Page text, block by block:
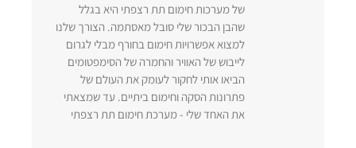
של מערכות חימום תת רצפתי היא בגלל
שהבן הבכור שלי סובל מאסתמה. הצורך שלנו
למצוא אפשרויות חימום בחורף מבלי לגרום
לייבוש של האוויר והחמרה של הסימפטומים
הביאו אותי לחקור לעומק את העולם של
פתרונות הסקה וחימום ביתיים. עד שמצאתי
את האחד שלי - מערכת חימום תת רצפתי